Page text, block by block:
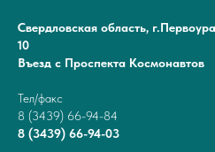
Свердловская область,
10
Въезд с Проспекта Космонавтов
Тел/факс
8 (3439) 66-94-84
8 (3439) 66-94-03